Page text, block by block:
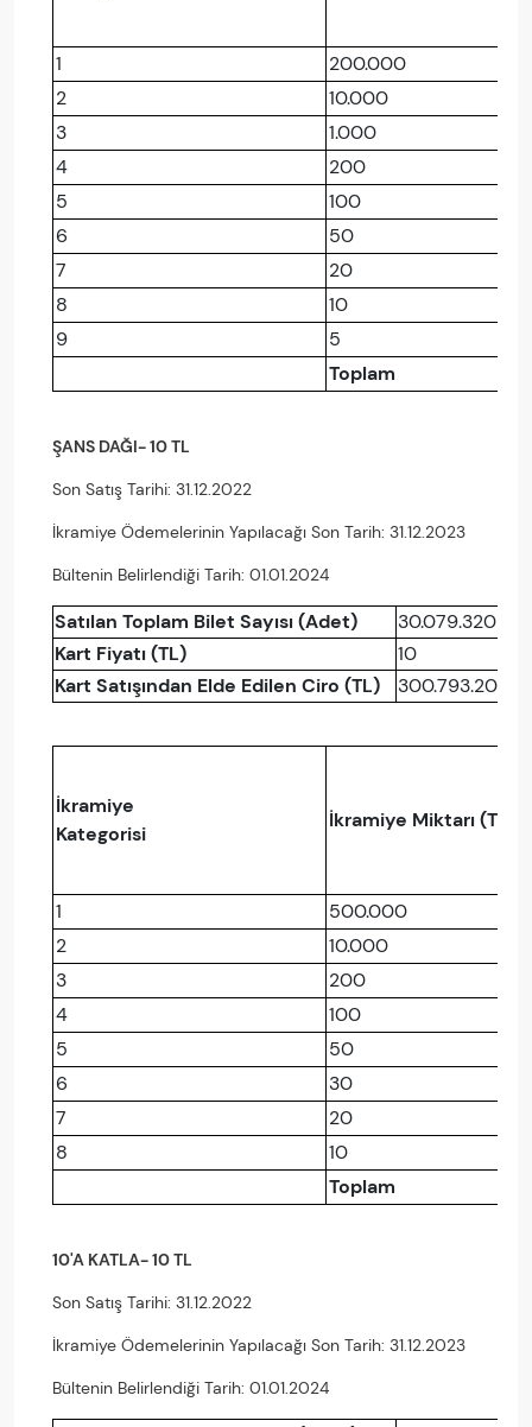
1
200.000
2
10.000
3
1.000
4
200
5
100
6
50
7
20
8
10
9
5
Toplam
ŞANS DAĞI- 10 TL
Son Satış Tarihi: 31.12.2022
İkramiye Ödemelerinin Yapılacağı Son Tarih: 31.12.2023
Bültenin Belirlendiği Tarih: 01.01.2024
Satılan Toplam Bilet Sayısı (Adet)
30.079.320
Kart Fiyatı (TL)
10
Kart Satışından Elde Edilen Ciro (TL)
300.793.200
İkramiye
Kategorisi
İkramiye Miktarı (TL)
1
500.000
2
10.000
3
200
4
100
5
50
6
30
7
20
8
10
Toplam
10'A KATLA- 10 TL
Son Satış Tarihi: 31.12.2022
İkramiye Ödemelerinin Yapılacağı Son Tarih: 31.12.2023
Bültenin Belirlendiği Tarih: 01.01.2024